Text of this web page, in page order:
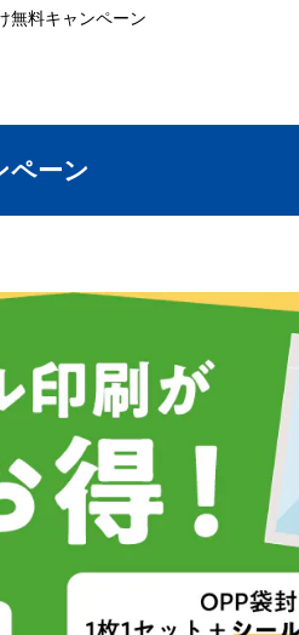
無料キャンペーン
ペーン